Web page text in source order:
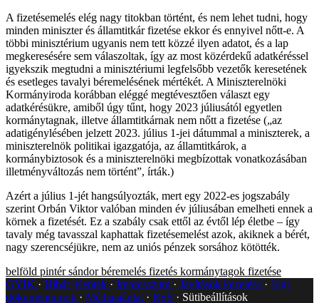
A fizetésemelés elég nagy titokban történt, és nem lehet tudni, hogy
minden miniszter és államtitkár fizetése ekkor és ennyivel nőtt-e. A
többi minisztérium ugyanis nem tett közzé ilyen adatot, és a lap
megkeresésére sem válaszoltak, így az most közérdekű adatkéréssel
igyekszik megtudni a minisztériumi legfelsőbb vezetők keresetének
és esetleges tavalyi béremelésének mértékét. A Miniszterelnöki
Kormányiroda korábban eléggé megtévesztően választ egy
adatkérésükre, amiből úgy tűnt, hogy 2023 júliusától egyetlen
kormánytagnak, illetve államtitkárnak nem nőtt a fizetése („az
adatigénylésében jelzett 2023. július 1-jei dátummal a miniszterek, a
miniszterelnök politikai igazgatója, az államtitkárok, a
kormánybiztosok és a miniszterelnöki megbízottak vonatkozásában
illetményváltozás nem történt”, írták.)
Azért a július 1-jét hangsúlyozták, mert egy 2022-es jogszabály
szerint Orbán Viktor valóban minden év júliusában emelheti ennek a
körnek a fizetését. Ez a szabály csak ettől az évtől lép életbe – így
tavaly még tavasszal kaphattak fizetésemelést azok, akiknek a bérét,
nagy szerencséjükre, nem az uniós pénzek sorsához kötötték.
belföld pintér sándor béremelés fizetés kormánytagok fizetése
GYIK
Hibát jelentek Impresszum Javítások kezelése
Jogi
dokumentumok
Médiaajánlat RSS
Sütibeállítások